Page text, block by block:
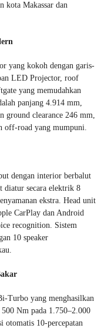
kota Makassar dan
yang kokoh dengan garis-
LED Projector, roof
yang memudahkan
panjang 4.914 mm,
ground clearance 246 mm,
off-road yang mumpuni.
dengan interior berbalut
diatur secara elektrik 8
ekstra. Head unit
CarPlay dan Android
recognition. Sistem
10 speaker
Turbo yang menghasilkan
Nm pada 1.750–2.000
otomatis 10-percepatan